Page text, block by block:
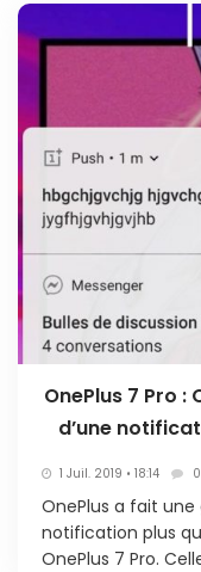
OnePlus 7 Pro :
d’une
1 Juil. 2019 • 18:14 0
OnePlus a fait
notification plus
OnePlus 7 Pro.